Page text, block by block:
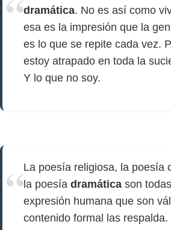
dramática. No es así como
esa es la impresión que la
es lo que se repite cada vez.
estoy atrapado en toda la
Y lo que no soy.
La poesía religiosa, la poesía
la poesía dramática son
expresión humana que son
contenido formal las respalda.